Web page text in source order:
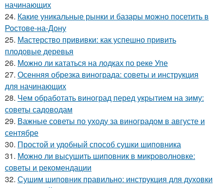
начинающих
24. Какие уникальные рынки и базары можно посетить в
Ростове-на-Дону
25. Мастерство прививки: как успешно привить
плодовые деревья
26. Можно ли кататься на лодках по реке Упе
27. Осенняя обрезка винограда: советы и инструкция
для начинающих
28. Чем обработать виноград перед укрытием на зиму:
советы садоводам
29. Важные советы по уходу за виноградом в августе и
сентябре
30. Простой и удобный способ сушки шиповника
31. Можно ли высушить шиповник в микроволновке:
советы и рекомендации
32. Сушим шиповник правильно: инструкция для духовки